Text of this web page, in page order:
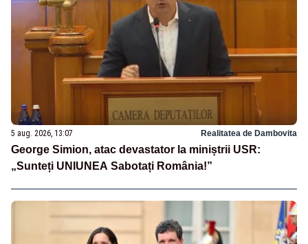
5 aug. 2026, 13:07 Realitatea de Dambovita
George Simion, atac devastator la miniștrii USR:
„Sunteți UNIUNEA Sabotați România!”